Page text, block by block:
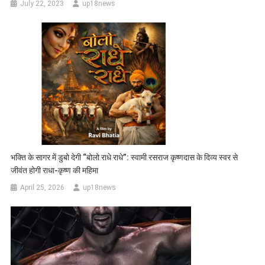
July 22, 2023 up18news
भक्ति के सागर में डुबो देगी “बोलो राधे राधे”: स्वामी रसराज कृष्णदास के दिव्य स्वर से
जीवंत होगी राधा-कृष्ण की महिमा
April 25, 2026 up18news